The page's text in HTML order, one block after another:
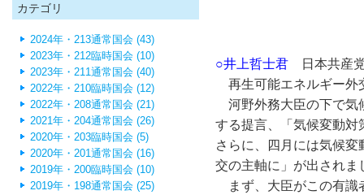
カテゴリ
2024年・213通常国会 (43)
2023年・212臨時国会 (10)
2023年・211通常国会 (40)
2022年・210臨時国会 (12)
2022年・208通常国会 (21)
2021年・204通常国会 (26)
2020年・203臨時国会 (5)
2020年・201通常国会 (16)
2019年・200臨時国会 (10)
2019年・198通常国会 (25)
○井上哲士君 日本共産
再生可能エネルギー外
河野外務大臣の下で気
する提言、「気候変動対
さらに、四月には気候
交の主軸に」が出されま
まず、大臣がこの有識